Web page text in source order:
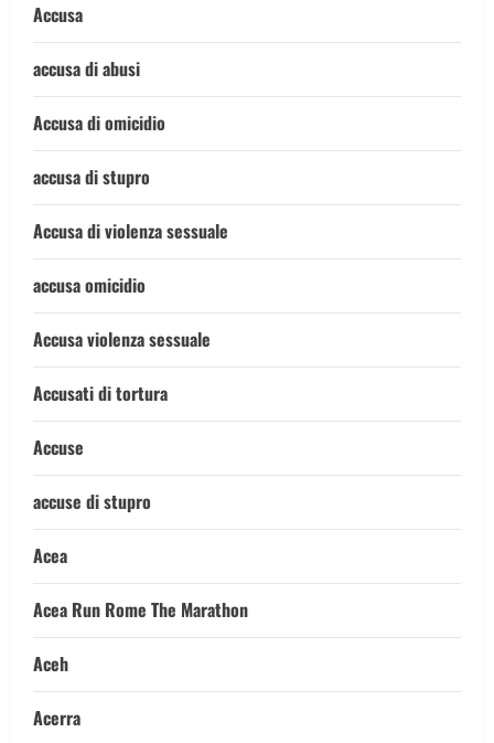
Accusa
accusa di abusi
Accusa di omicidio
accusa di stupro
Accusa di violenza sessuale
accusa omicidio
Accusa violenza sessuale
Accusati di tortura
Accuse
accuse di stupro
Acea
Acea Run Rome The Marathon
Aceh
Acerra